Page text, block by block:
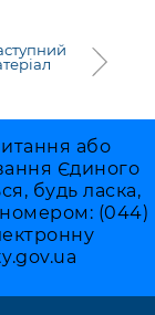
або
Єдиного
будь ласка,
номером: (044)